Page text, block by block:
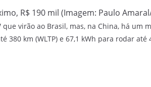
R$ 190 mil (Imagem: Paulo
que virão ao Brasil, mas, na China, há um
km (WLTP) e 67,1 kWh para rodar até